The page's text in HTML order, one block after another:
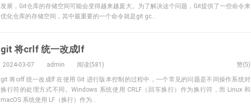
发展，Git仓库的存储空间可能会变得越来越庞大。为了解决这个问题，Git提供了一些命令来
优化仓库的存储空间，其中最重要的一个命令就是git gc...
git 将crlf 统一改成lf
2024-03-07 admin 阅读(581) 赞(5)
git 将crlf 统一改成lf 在使用 Git 进行版本控制的过程中，一个常见的问题是不同操作系统对
换行符的处理方式不同。Windows 系统使用 CRLF（回车换行）作为换行符，而 Linux 和
macOS 系统使用 LF（换行）作为...